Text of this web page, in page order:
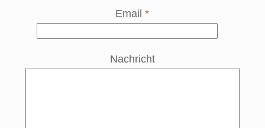
Email*
Nachricht